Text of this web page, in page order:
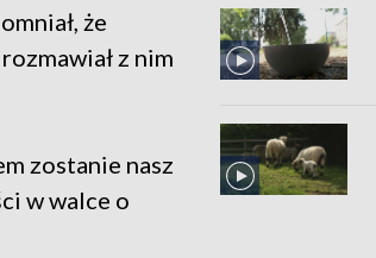
że
z nim
zostanie nasz
w walce o